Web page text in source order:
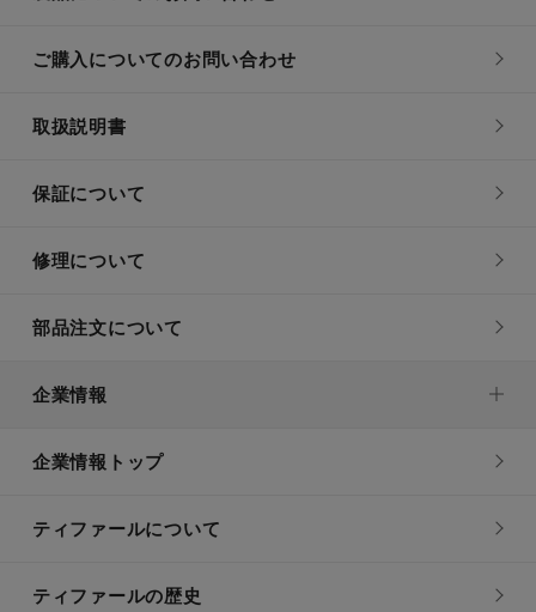
ご購入についてのお問い合わせ
取扱説明書
保証について
修理について
部品注文について
企業情報
企業情報トップ
ティファールについて
ティファールの歴史